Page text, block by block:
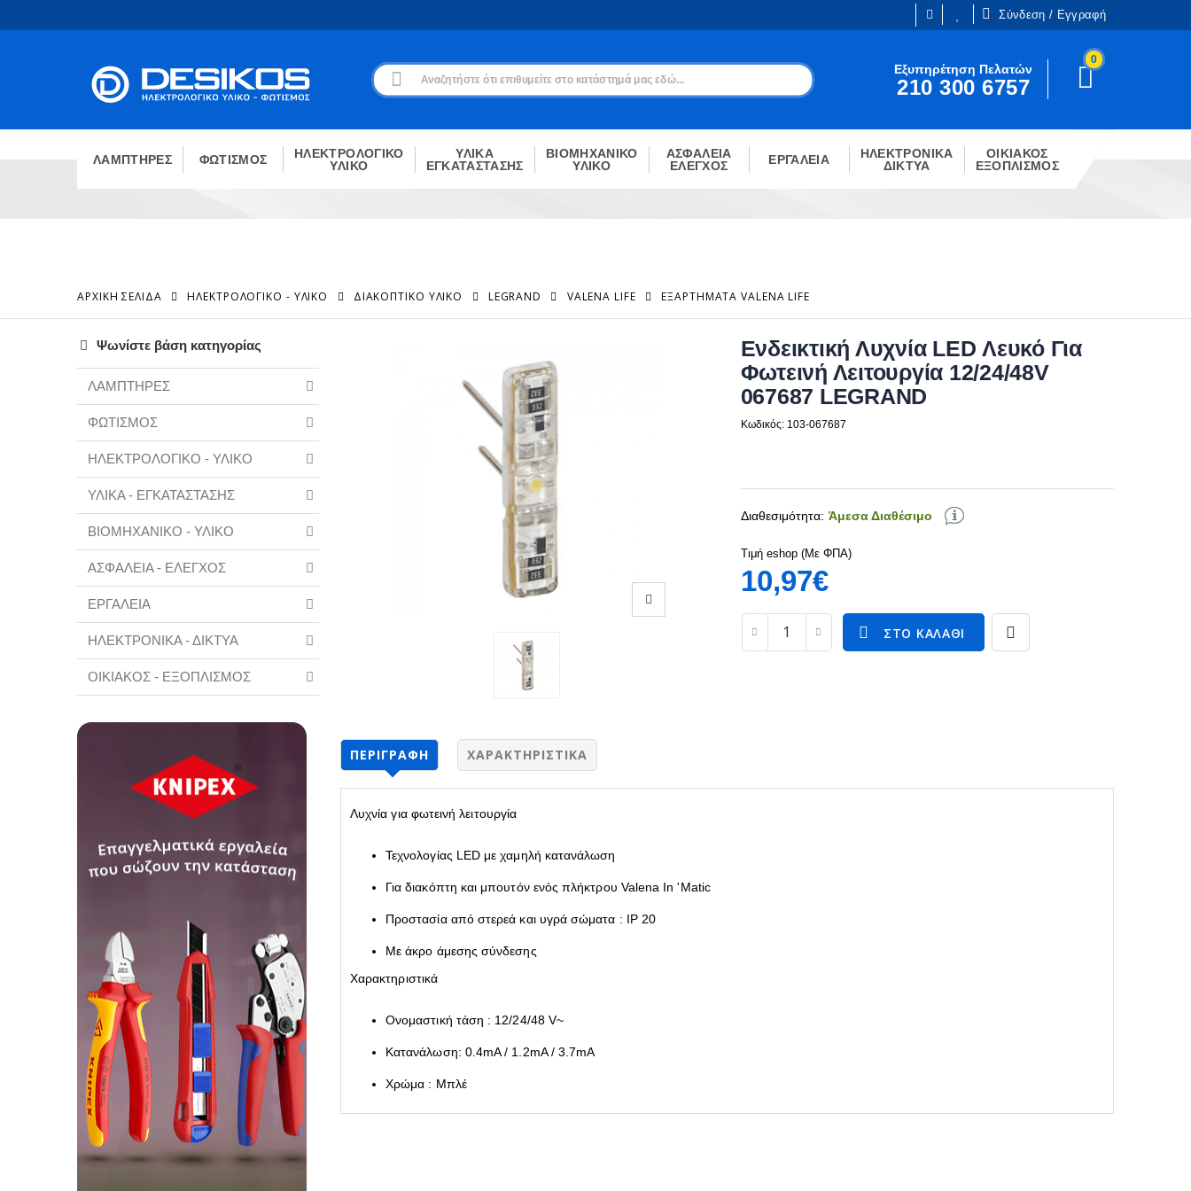
Σύνδεση / Εγγραφή
Εγγραφή
Δεν είσαι μέλος;
ΕΓΓΡΑΦΉ
Είμαι ήδη πελάτης
ΣΎΝΔΕΣΗ
Εξυπηρέτηση Πελατών
210 300 6757
0
ΛΑΜΠΤΗΡΕΣ ΦΩΤΙΣΜΟΣ
ΗΛΕΚΤΡΟΛΟΓΙΚΟ
ΥΛΙΚΟ
ΥΛΙΚΑ
ΕΓΚΑΤΑΣΤΑΣΗΣ
ΒΙΟΜΗΧΑΝΙΚΟ
ΥΛΙΚΟ
ΑΣΦΑΛΕΙΑ
ΕΛΕΓΧΟΣ
ΕΡΓΑΛΕΙΑ
ΗΛΕΚΤΡΟΝΙΚΑ
ΔΙΚΤΥΑ
ΟΙΚΙΑΚΟΣ
ΕΞΟΠΛΙΣΜΟΣ
ΑΡΧΙΚΉ ΣΕΛΊΔΑ ΗΛΕΚΤΡΟΛΟΓΙΚΟ - ΥΛΙΚΟ ΔΙΑΚΟΠΤΙΚΌ ΥΛΙΚΌ LEGRAND VALENA LIFE ΕΞΑΡΤΉΜΑΤΑ VALENA LIFE
Ψωνίστε βάση κατηγορίας
ΛΑΜΠΤΗΡΕΣ
ΦΩΤΙΣΜΟΣ
ΗΛΕΚΤΡΟΛΟΓΙΚΟ - ΥΛΙΚΟ
ΥΛΙΚΑ - ΕΓΚΑΤΑΣΤΑΣΗΣ
ΒΙΟΜΗΧΑΝΙΚΟ - ΥΛΙΚΟ
ΑΣΦΑΛΕΙΑ - ΕΛΕΓΧΟΣ
ΕΡΓΑΛΕΙΑ
ΗΛΕΚΤΡΟΝΙΚΑ - ΔΙΚΤΥΑ
ΟΙΚΙΑΚΟΣ - ΕΞΟΠΛΙΣΜΟΣ
Ενδεικτική Λυχνία LED Λευκό Για
Φωτεινή Λειτουργία 12/24/48V
067687 LEGRAND
Κωδικός: 103-067687
Διαθεσιμότητα: Άμεσα Διαθέσιμο
Τιμή eshop (Με ΦΠΑ)
10,97€
ΣΤΟ ΚΑΛΆΘΙ
ΠΕΡΙΓΡΑΦΉ ΧΑΡΑΚΤΗΡΙΣΤΙΚΆ
Λυχνία για φωτεινή λειτουργία
Τεχνολογίας LED με χαμηλή κατανάλωση
Για διακόπτη και μπουτόν ενός πλήκτρου Valena In 'Matic
Προστασία από στερεά και υγρά σώματα : IP 20
Με άκρο άμεσης σύνδεσης
Χαρακτηριστικά
Ονομαστική τάση : 12/24/48 V~
Κατανάλωση: 0.4mA / 1.2mA / 3.7mA
Χρώμα : Μπλέ